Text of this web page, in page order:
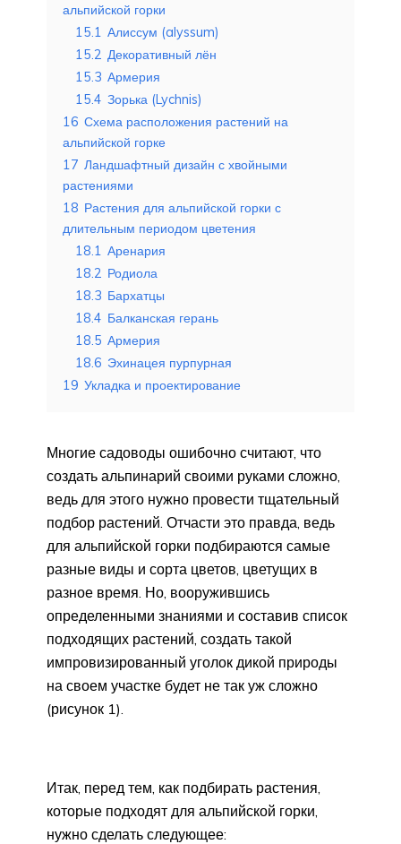
альпийской горки
15.1 Алиссум (alyssum)
15.2 Декоративный лён
15.3 Армерия
15.4 Зорька (Lychnis)
16 Схема расположения растений на
альпийской горке
17 Ландшафтный дизайн с хвойными
растениями
18 Растения для альпийской горки с
длительным периодом цветения
18.1 Аренария
18.2 Родиола
18.3 Бархатцы
18.4 Балканская герань
18.5 Армерия
18.6 Эхинацея пурпурная
19 Укладка и проектирование
Многие садоводы ошибочно считают, что
создать альпинарий своими руками сложно,
ведь для этого нужно провести тщательный
подбор растений. Отчасти это правда, ведь
для альпийской горки подбираются самые
разные виды и сорта цветов, цветущих в
разное время. Но, вооружившись
определенными знаниями и составив список
подходящих растений, создать такой
импровизированный уголок дикой природы
на своем участке будет не так уж сложно
(рисунок 1).
Итак, перед тем, как подбирать растения,
которые подходят для альпийской горки,
нужно сделать следующее: